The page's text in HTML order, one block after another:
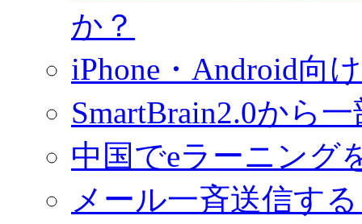
か？
iPhone・Android向
SmartBrain2.0から
中国でeラーニング
メール一斉送信す